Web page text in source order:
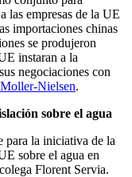
las empresas de la UE
importaciones chinas
se produjeron
instaran a la
negociaciones con
Nielsen.
sobre el agua
para la iniciativa de la
sobre el agua en
Florent Servia.